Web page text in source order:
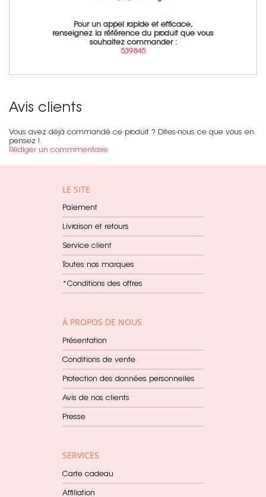
Pour un appel rapide et efficace,
renseignez la référence du produit que vous
souhaitez commander :
539845
Avis clients
Vous avez déjà commandé ce produit ? Dites-nous ce que vous en
pensez !
Rédiger un commmentaire
LE SITE
Paiement
Livraison et retours
Service client
Toutes nos marques
*Conditions des offres
À PROPOS DE NOUS
Présentation
Conditions de vente
Protection des données personnelles
Avis de nos clients
Presse
SERVICES
Carte cadeau
Affiliation